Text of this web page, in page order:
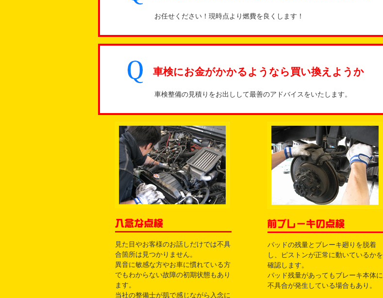
お任せください！現時点より燃費を良くします！
車検にお金がかかるようなら買い換えようか
車検整備の見積りをお出しして最善のアドバイスをいたします。
見た目やお客様のお話しだけでは不具
合箇所は見つかりません。
異音に敏感な方やお車に慣れている方
でもわからない故障の初期状態もあり
ます。
当社の整備士が肌で感じながら入念に
パッドの残量とブレーキ廻りを脱着
し、ピストンが正常に動いているかを
確認します。
パッド残量があってもブレーキ本体に
不具合が発生している場合もあり。